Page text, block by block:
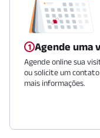
Agende uma
Agende online sua
ou solicite um
mais informações.